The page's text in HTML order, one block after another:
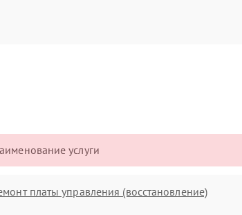
услуги
платы управления (восстановление)